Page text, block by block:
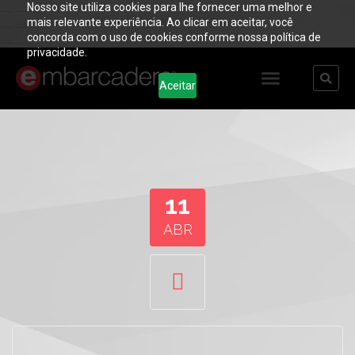
Nosso site utiliza cookies para lhe fornecer uma melhor e
mais relevante experiência. Ao clicar em aceitar, você
concorda com o uso de cookies conforme nossa política de
privacidade.
Aceitar
..... ..... .....
..... ..... .....
...... ......
11
ABR